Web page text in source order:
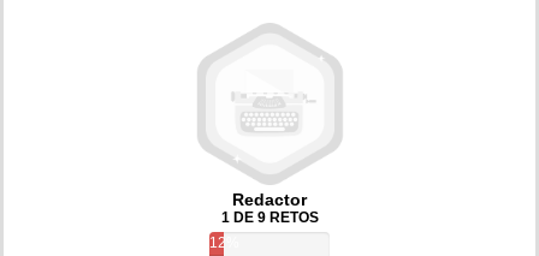
Redactor
1 DE 9 RETOS
12%